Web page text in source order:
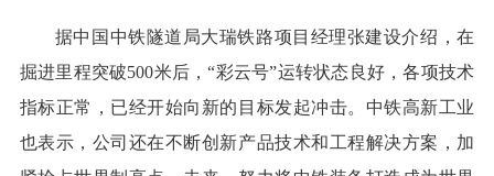
据中国中铁隧道局大瑞铁路项目经理张建设介绍，在
掘进里程突破500米后，“彩云号”运转状态良好，各项技术
指标正常，已经开始向新的目标发起冲击。中铁高新工业
也表示，公司还在不断创新产品技术和工程解决方案，加